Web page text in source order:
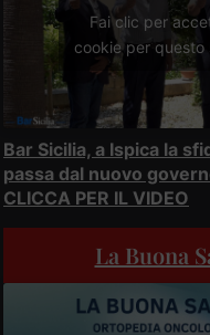
Fai clic per
cookie per questo
Bar Sicilia, a Ispica la
passa dal nuovo
CLICCA PER IL VIDEO
La Buona